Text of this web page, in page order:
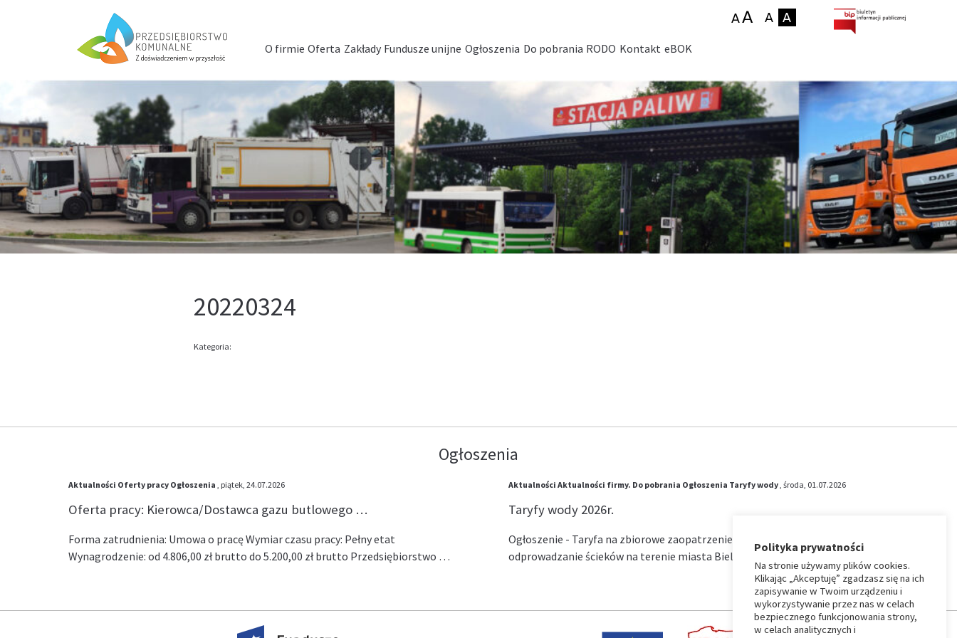
O firmie Oferta Zakłady Fundusze unijne Ogłoszenia Do pobrania RODO Kontakt eBOK
20220324
Kategoria:
Ogłoszenia
Aktualności Oferty pracy Ogłoszenia , piątek, 24.07.2026
Oferta pracy: Kierowca/Dostawca gazu butlowego …
Forma zatrudnienia: Umowa o pracę Wymiar czasu pracy: Pełny etat
Wynagrodzenie: od 4.806,00 zł brutto do 5.200,00 zł brutto Przedsiębiorstwo …
Aktualności Aktualności firmy. Do pobrania Ogłoszenia Taryfy wody, środa, 01.07.2026
Taryfy wody 2026r.
Ogłoszenie - Taryfa na zbiorowe zaopatrzenie w wodę i zbiorowe
odprowadzanie ścieków na terenie miasta Bielsk Podlaski na okres od …
Polityka prywatności
Na stronie używamy plików cookies.
Klikając „Akceptuję” zgadzasz się na ich
zapisywanie w Twoim urządzeniu i
wykorzystywanie przez nas w celach
bezpiecznego funkcjonowania strony,
w celach analitycznych i